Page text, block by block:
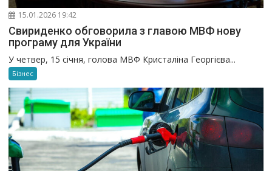
15.01.2026 19:42
Свириденко обговорила з главою МВФ нову
програму для України
У четвер, 15 січня, голова МВФ Кристаліна Георгієва...
Бізнес